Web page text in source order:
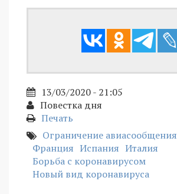
13/03/2020 - 21:05
Повестка дня
Печать
Ограничение авиасообщения
Франция Испания Италия
Борьба с коронавирусом
Новый вид коронавируса